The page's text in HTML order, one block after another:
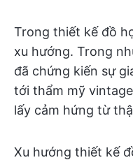
Trong thiết kế đồ
xu hướng. Trong
đã chứng kiến sự
tới thẩm mỹ
lấy cảm hứng từ
Xu hướng thiết kế